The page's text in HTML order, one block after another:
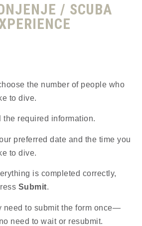
/ SCUBA
the number of people who
to dive.
the required information.
preferred date and the time you
to dive.
is completed correctly,
Submit.
need to submit the form once—
need to wait or resubmit.